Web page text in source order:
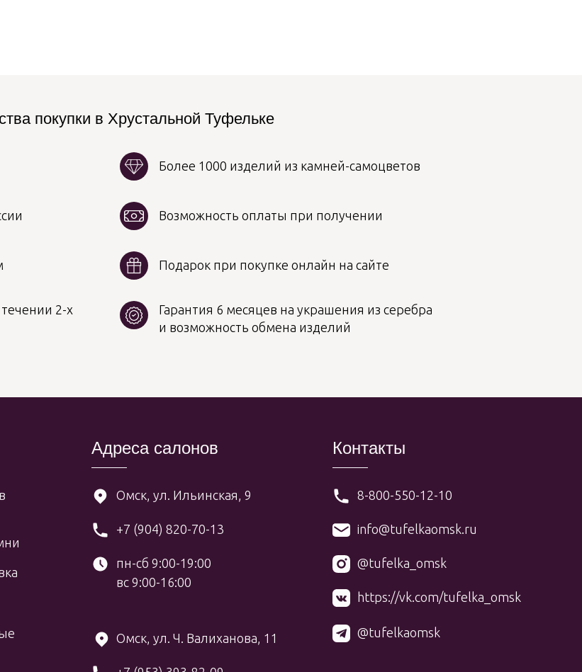
покупки в Хрустальной Туфельке
2-х
Более 1000 изделий из камней-самоцветов
Гарантия 6 месяцев на украшения из серебра
и возможность обмена изделий
Возможность оплаты при получении
Подарок при покупке онлайн на сайте
Адреса салонов
+7 (904) 820-70-13
пн-сб 9:00-19:00
вс 9:00-16:00
Омск, ул. Ильинская, 9
Омск, ул. Ч. Валиханова, 11
Контакты
@tufelka_omsk
https://vk.com/tufelka_omsk
@tufelkaomsk
8-800-550-12-10
info@tufelkaomsk.ru